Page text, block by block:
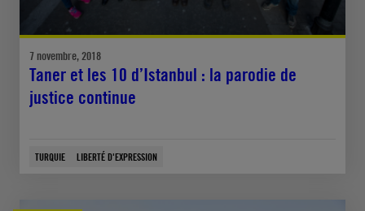
7 novembre, 2018
Taner et les 10 d’Istanbul : la parodie de
justice continue
TURQUIE LIBERTÉ D'EXPRESSION